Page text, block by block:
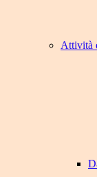
Attività